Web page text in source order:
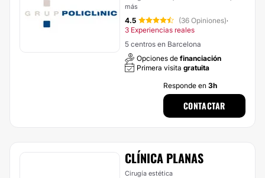
más
4.5 (36 Opiniones)·
3 Experiencias reales
5 centros en Barcelona
Opciones de financiación
Primera visita gratuita
Responde en 3h
CONTACTAR
CLÍNICA PLANAS
Cirugía estética